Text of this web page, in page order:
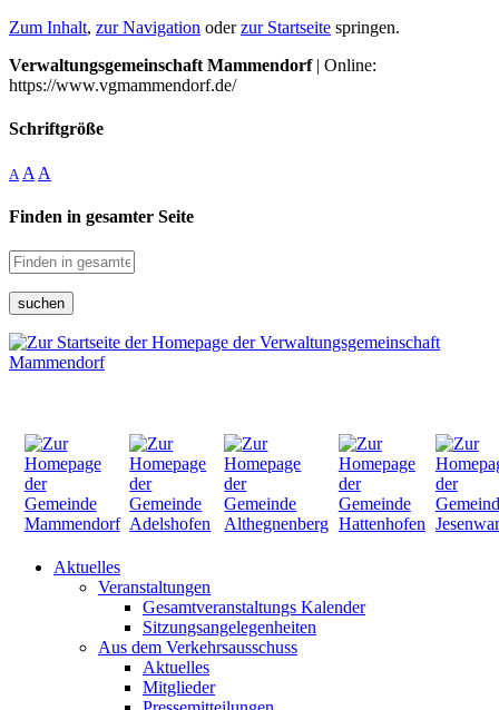
Zum Inhalt, zur Navigation oderzur Startseite springen.
Verwaltungsgemeinschaft Mammendorf| Online:
https://www.vgmammendorf.de/
Schriftgröße
A A A
Finden in gesamter Seite
suchen
Aktuelles
Veranstaltungen
Gesamtveranstaltungs Kalender
Sitzungsangelegenheiten
Aus dem Verkehrsausschuss
Aktuelles
Mitglieder